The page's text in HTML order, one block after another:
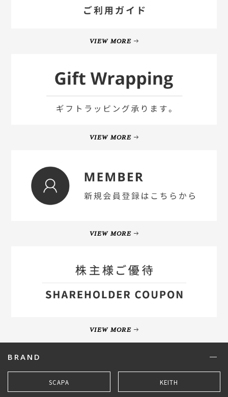
VIEW MORE
VIEW MORE
VIEW MORE
VIEW MORE
BRAND
SCAPA KEITH